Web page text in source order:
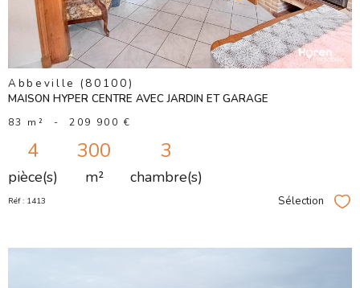
Abbeville (80100)
MAISON HYPER CENTRE AVEC JARDIN ET GARAGE
83 m² - 209 900 €
4
pièce(s)
300
m²
3
chambre(s)
Réf : 1413 Sélection